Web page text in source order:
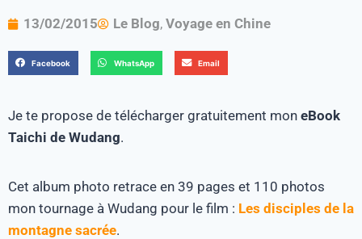
13/02/2015 Le Blog, Voyage en Chine
Facebook WhatsApp Email
Je te propose de télécharger gratuitement mon eBook
Taichi de Wudang.
Cet album photo retrace en 39 pages et 110 photos
mon tournage à Wudang pour le film : Les disciples de la
montagne sacrée.